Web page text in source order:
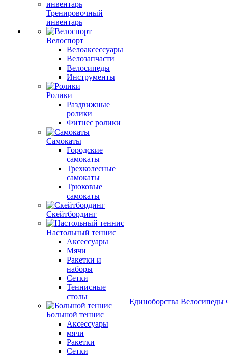
Тренировочный
инвентарь
Велоспорт
Велоаксессуары
Велозапчасти
Велосипеды
Инструменты
Ролики
Раздвижные
ролики
Фитнес ролики
Самокаты
Городские
самокаты
Трехколесные
самокаты
Трюковые
самокаты
Скейтбординг
Настольный теннис
Аксессуары
Мячи
Ракетки и
наборы
Сетки
Теннисные
столы
Большой теннис
Аксессуары
мячи
Ракетки
Сетки
Единоборства Велосипеды